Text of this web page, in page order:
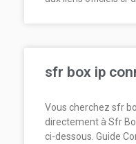
sfr box ip
Vous cherchez sfr
directement à Sfr
ci-dessous. Guide